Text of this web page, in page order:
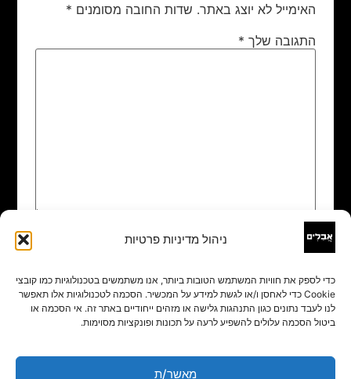
ניהול מדיניות פרטיות
כדי לספק את חוויות המשתמש הטובות ביותר, אנו משתמשים בטכנולוגיות כמו קובצי
Cookie כדי לאחסן ו/או לגשת למידע על המכשיר. הסכמה לטכנולוגיות אלו תאפשר
לנו לעבד נתונים כגון התנהגות גלישה או מזהים ייחודיים באתר זה. אי הסכמה או
ביטול הסכמה עלולים להשפיע לרעה על תכונות ופונקציות מסוימות.
מאשר/ת
האימייל לא יוצג באתר. שדות החובה מסומנים *
התגובה שלך *
שם
אימייל*